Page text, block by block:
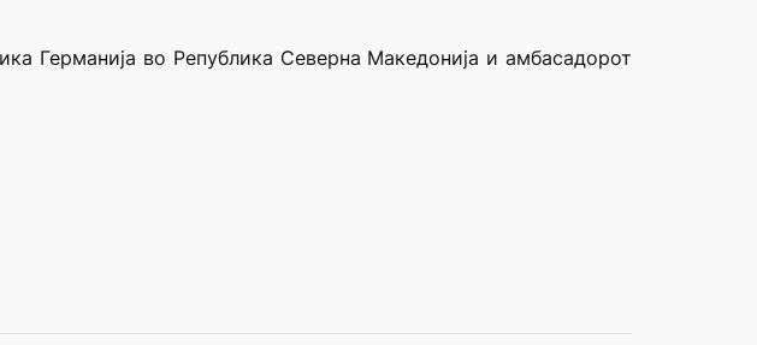
Германија во Република Северна Македонија и амбасадорот